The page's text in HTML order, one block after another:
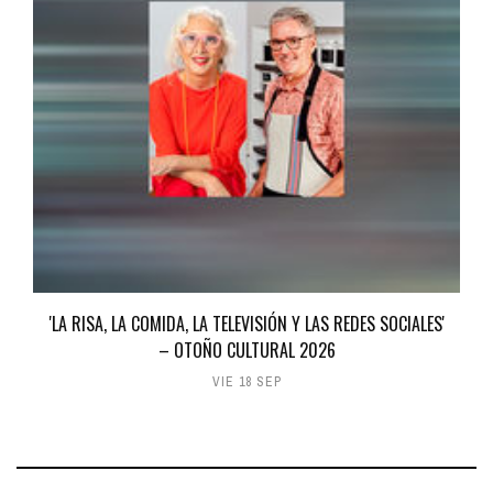
'LA RISA, LA COMIDA, LA TELEVISIÓN Y LAS REDES SOCIALES'
– OTOÑO CULTURAL 2026
VIE 18 SEP